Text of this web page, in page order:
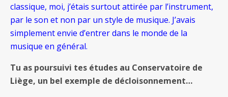
classique, moi, j’étais surtout attirée par l’instrument,
par le son et non par un style de musique. J’avais
simplement envie d’entrer dans le monde de la
musique en général.
Tu as poursuivi tes études au Conservatoire de
Liège, un bel exemple de décloisonnement…